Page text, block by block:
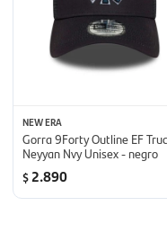
NEW ERA
Gorra 9Forty Outline EF
Neyyan Nvy Unisex - negro
$2.890